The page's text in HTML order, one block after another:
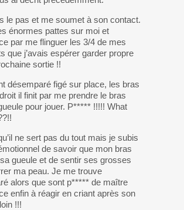
le pas et me soumet à son contact.
énormes pattes sur moi et
par me flinguer les 3/4 de mes
que j’avais espérer garder propre
sortie !!
désemparé figé sur place, les bras
il finit par me prendre le bras
pour jouer. P***** !!!!! What
ne sert pas du tout mais je subis
de savoir que mon bras
gueule et de sentir ses grosses
ma peau. Je me trouve
alors que sont p***** de maître
enfin à réagir en criant après son
!!!